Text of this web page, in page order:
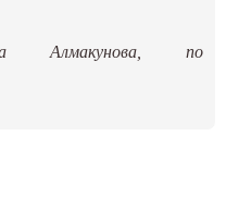
Алмакунова, по